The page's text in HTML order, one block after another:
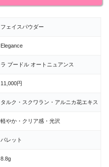
フェイスパウダー
Elegance
ラ プードル オートニュアンス
11,000円
タルク・スクワラン・アルニカ花エキス
軽やか・クリア感・光沢
パレット
8.8g